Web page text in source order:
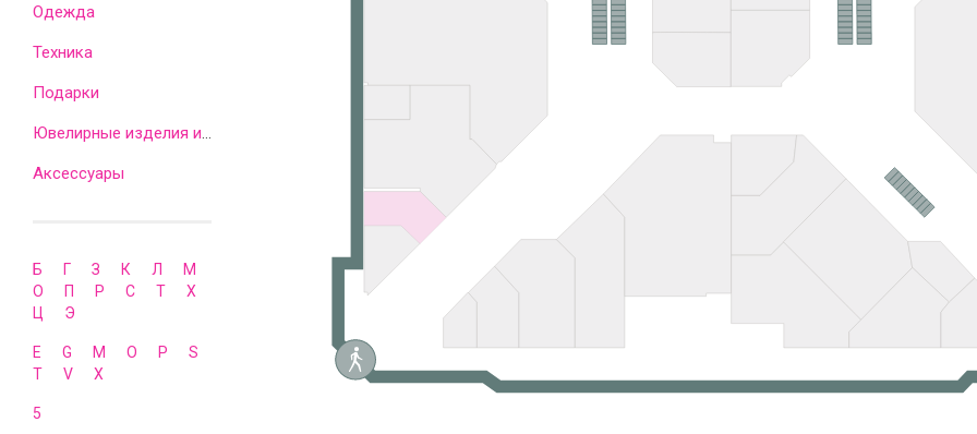
Одежда
Техника
Подарки
Аксессуары
Б Г З К Л
М
О
П Р С Т
Х
Ц
Э
E G M O P
S
T
V X
5